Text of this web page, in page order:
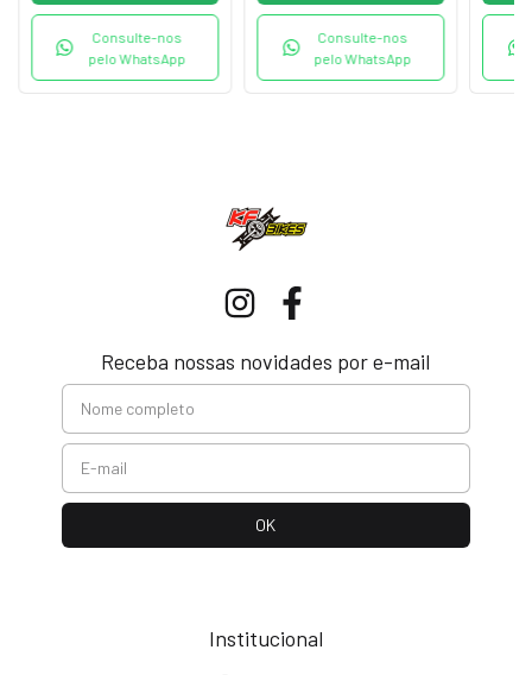
Consulte-nos
pelo WhatsApp
Consulte-nos
pelo WhatsApp
Receba nossas novidades por e-mail
Institucional